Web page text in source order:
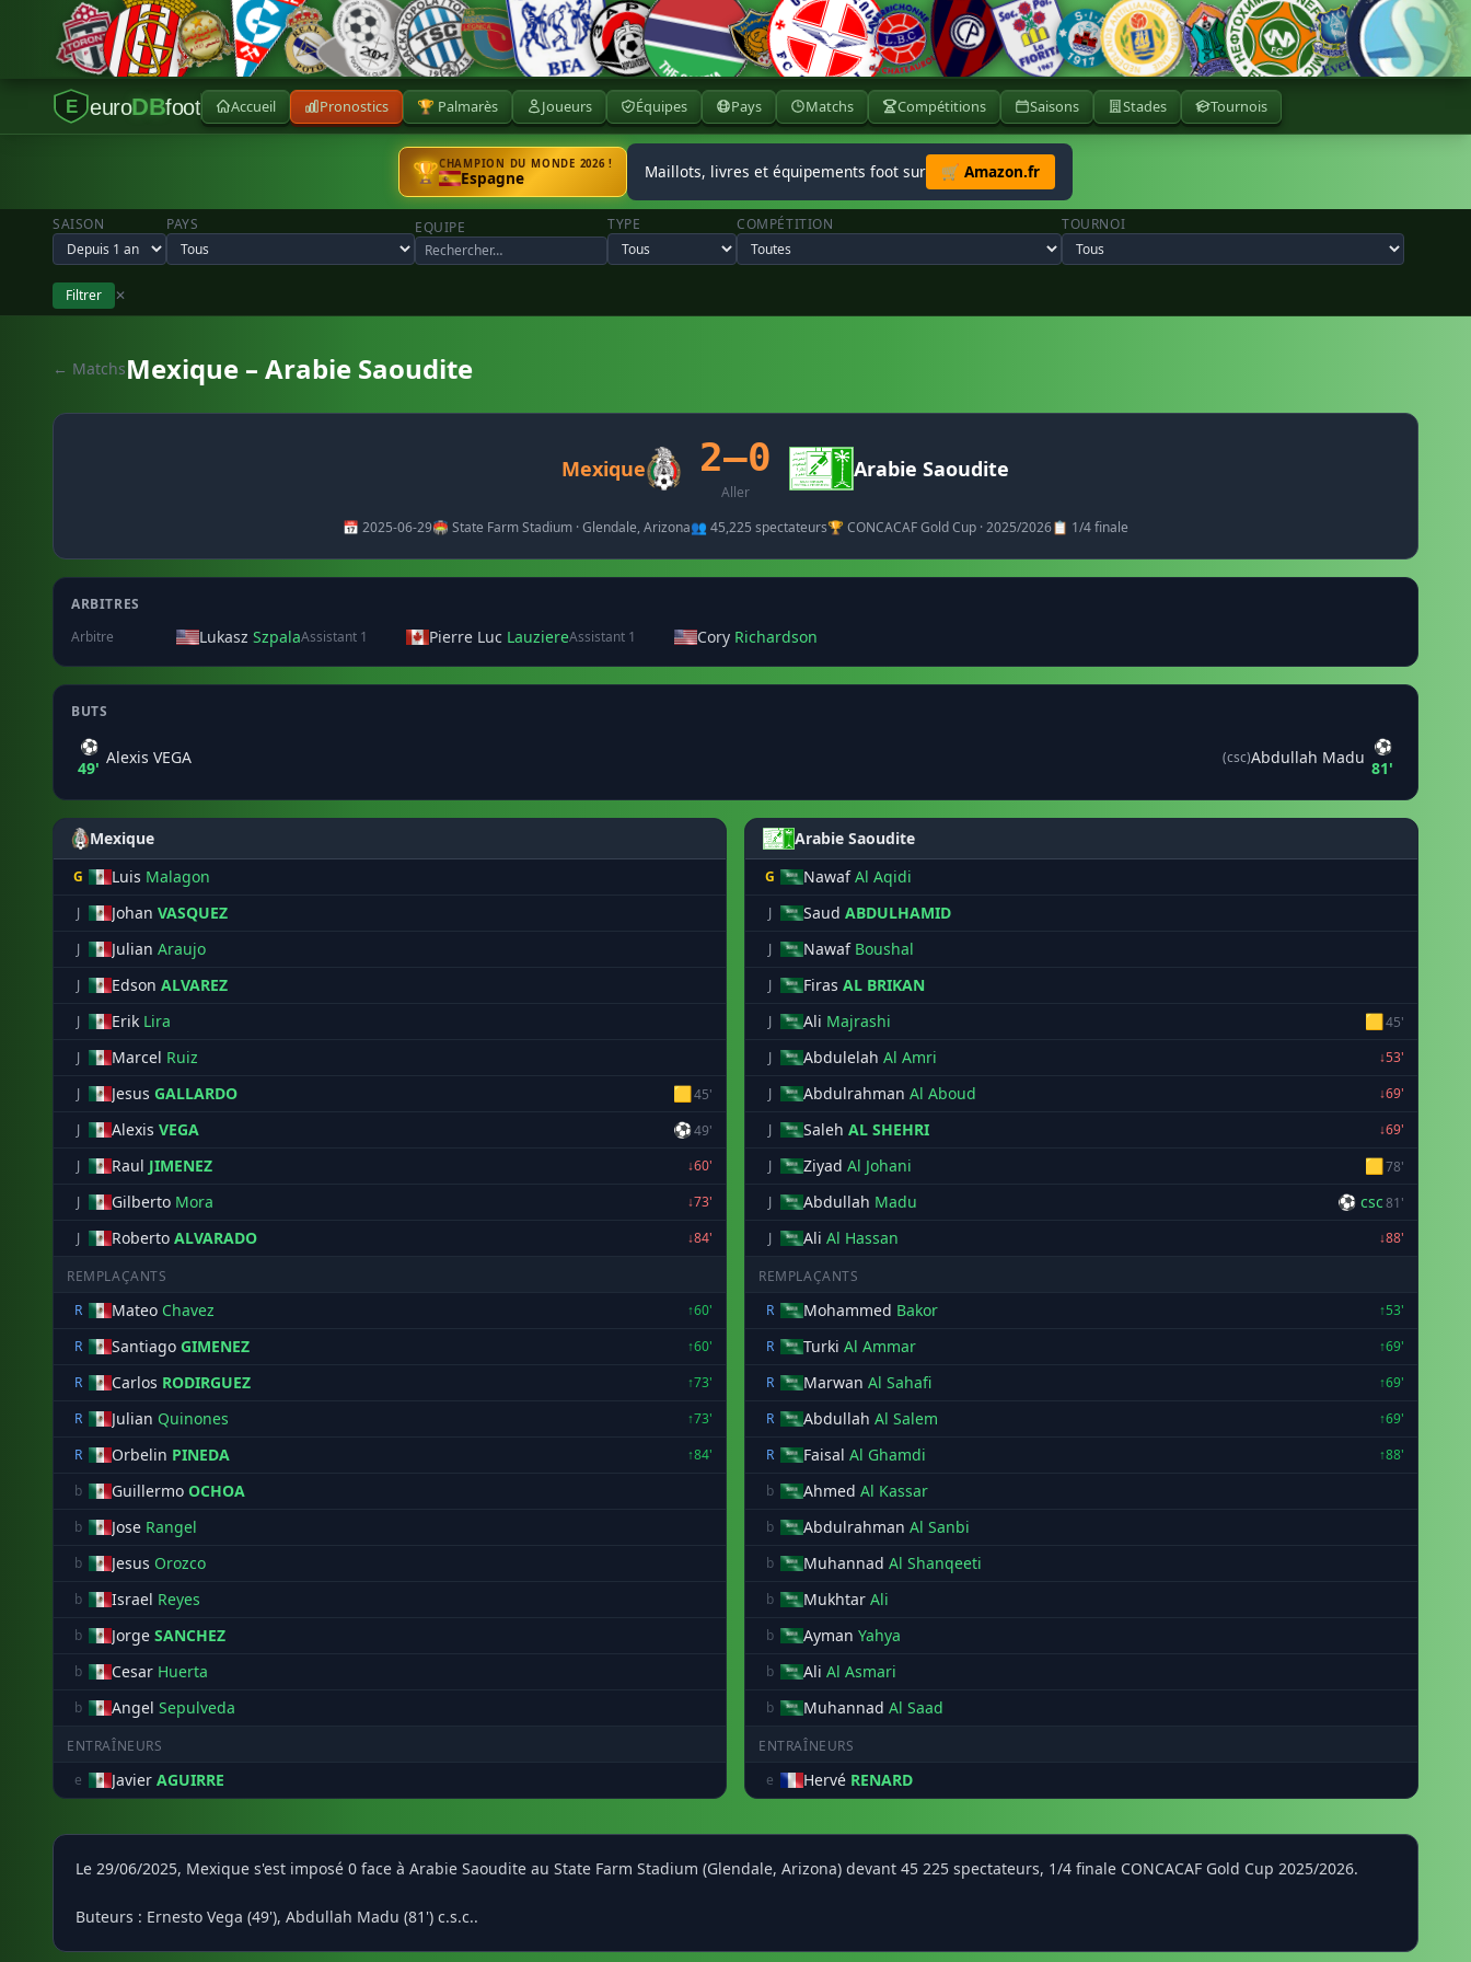
E euroDBfoot Accueil Pronostics 🏆 Palmarès Joueurs Équipes Pays Matchs Compétitions Saisons Stades Tournois
🏆CHAMPION DU MONDE 2026 !
Espagne Maillots, livres et équipements foot sur 🛒 Amazon.fr
SAISON PAYS EQUIPE TYPE COMPÉTITION TOURNOI
Filtrer ✕
← MatchsMexique – Arabie Saoudite
Mexique 2–0
Aller
Arabie Saoudite
📅 2025-06-29🏟️ State Farm Stadium · Glendale, Arizona👥 45,225 spectateurs🏆 CONCACAF Gold Cup · 2025/2026📋 1/4 finale
ARBITRES
Arbitre
Lukasz SzpalaAssistant 1 Pierre Luc LauziereAssistant 1 Cory Richardson
BUTS
⚽
49'
Alexis VEGA (csc)Abdullah Madu
⚽
81'
Mexique
G Luis Malagon
J Johan VASQUEZ
J Julian Araujo
J Edson ALVAREZ
J Erik Lira
J Marcel Ruiz
J Jesus GALLARDO 🟨45'
J
Alexis VEGA ⚽49'
J
Raul JIMENEZ
↓60'
J
Gilberto Mora
↓73'
J
Roberto ALVARADO ↓84'
REMPLAÇANTS
R
Mateo Chavez
↑60'
R
Santiago GIMENEZ
↑60'
R
Carlos RODIRGUEZ
↑73'
R
Julian Quinones
↑73'
R
Orbelin PINEDA
↑84'
b
Guillermo OCHOA
b Jose Rangel
b Jesus Orozco
b Israel Reyes
b Jorge SANCHEZ
b Cesar Huerta
b Angel Sepulveda
ENTRAÎNEURS
e
Javier AGUIRRE
Arabie Saoudite
G NawafAl Aqidi
J Saud ABDULHAMID
J Nawaf Boushal
J Firas AL BRIKAN
J Ali Majrashi 🟨45'
J
Abdulelah Al Amri
↓53'
J
Abdulrahman Al Aboud
↓69'
J
Saleh AL SHEHRI
↓69'
J
Ziyad Al Johani 🟨78'
J
Abdullah Madu ⚽ csc81'
J
Ali Al Hassan ↓88'
REMPLAÇANTS
R
Mohammed Bakor
↑53'
R
Turki Al Ammar
↑69'
R
Marwan Al Sahafi
↑69'
R
Abdullah Al Salem
↑69'
R
Faisal Al Ghamdi
↑88'
b
Ahmed Al Kassar
b Abdulrahman Al Sanbi
b Muhannad Al Shanqeeti
b Mukhtar Ali
b Ayman Yahya
b Ali Al Asmari
b Muhannad Al Saad
ENTRAÎNEURS
e
Hervé RENARD
Le 29/06/2025, Mexique s'est imposé 0 face à Arabie Saoudite au State Farm Stadium (Glendale, Arizona) devant 45 225 spectateurs, 1/4 finale CONCACAF Gold Cup 2025/2026.
Buteurs : Ernesto Vega (49'), Abdullah Madu (81') c.s.c..